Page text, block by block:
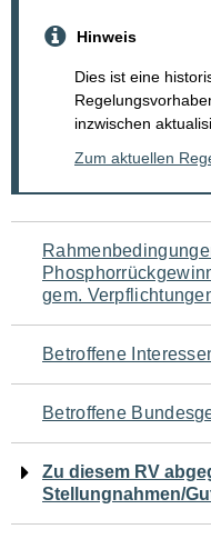
Hinweis
Dies ist eine
inzwischen
Zum aktuellen
Navigation
für
den
Seiteninhalt
gem.
Betroffene
Betroffene
Zu diesem RV
Stellungnahmen/